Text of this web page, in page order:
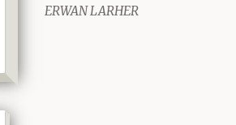
ERWAN LARHER